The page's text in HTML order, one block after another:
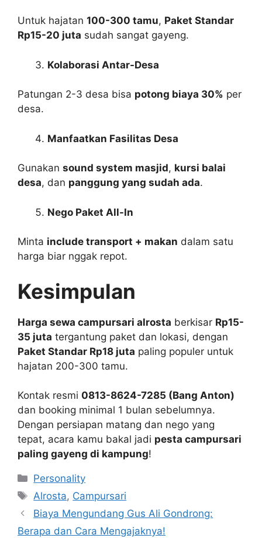
Untuk hajatan 100-300 tamu, Paket Standar
Rp15-20 juta sudah sangat gayeng.
Kolaborasi Antar-Desa
Patungan 2-3 desa bisa potong biaya 30% per
desa.
Manfaatkan Fasilitas Desa
Gunakan sound system masjid, kursi balai
desa, dan panggung yang sudah ada.
Nego Paket All-In
Minta include transport + makan dalam satu
harga biar nggak repot.
Kesimpulan
Harga sewa campursari alrosta berkisar Rp15-
35 juta tergantung paket dan lokasi, dengan
Paket Standar Rp18 juta paling populer untuk
hajatan 200-300 tamu.
Kontak resmi 0813-8624-7285 (Bang Anton)
dan booking minimal 1 bulan sebelumnya.
Dengan persiapan matang dan nego yang
tepat, acara kamu bakal jadi pesta campursari
paling gayeng di kampung!
Kategori
Personality
Tag
Alrosta, Campursari
Biaya Mengundang Gus Ali Gondrong:
Berapa dan Cara Mengajaknya!